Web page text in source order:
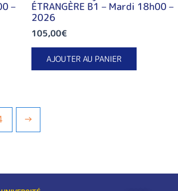
–
ÉTRANGÈRE B1 – Mardi 18h00 –
2026
105,00€
AJOUTER AU PANIER
→